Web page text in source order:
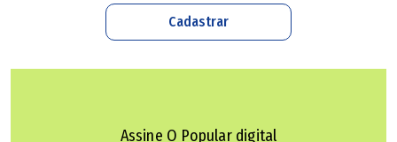
Prefeitura de Buriti Alegre abre inscrições para
Cadastrar
Assine O Popular digital